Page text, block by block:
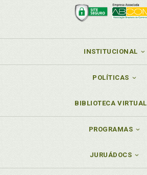
INSTITUCIONAL
POLÍTICAS
BIBLIOTECA VIRTUAL
PROGRAMAS
JURUÁDOCS